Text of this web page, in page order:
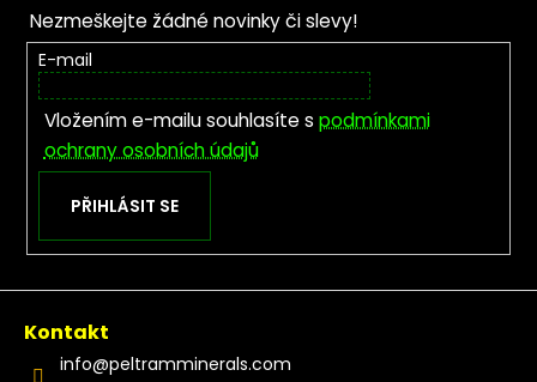
Nezmeškejte žádné novinky či slevy!
E-mail
Vložením e-mailu souhlasíte s podmínkami
ochrany osobních údajů
PŘIHLÁSIT SE
Kontakt
info@peltramminerals.com